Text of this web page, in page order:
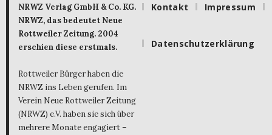
NRWZ Verlag GmbH & Co. KG.
NRWZ, das bedeutet Neue
Rottweiler Zeitung. 2004
erschien diese erstmals.
Rottweiler Bürger haben die
NRWZ ins Leben gerufen. Im
Verein Neue Rottweiler Zeitung
(NRWZ) e.V. haben sie sich über
mehrere Monate engagiert –
Kontakt Impressum
Datenschutzerklärung